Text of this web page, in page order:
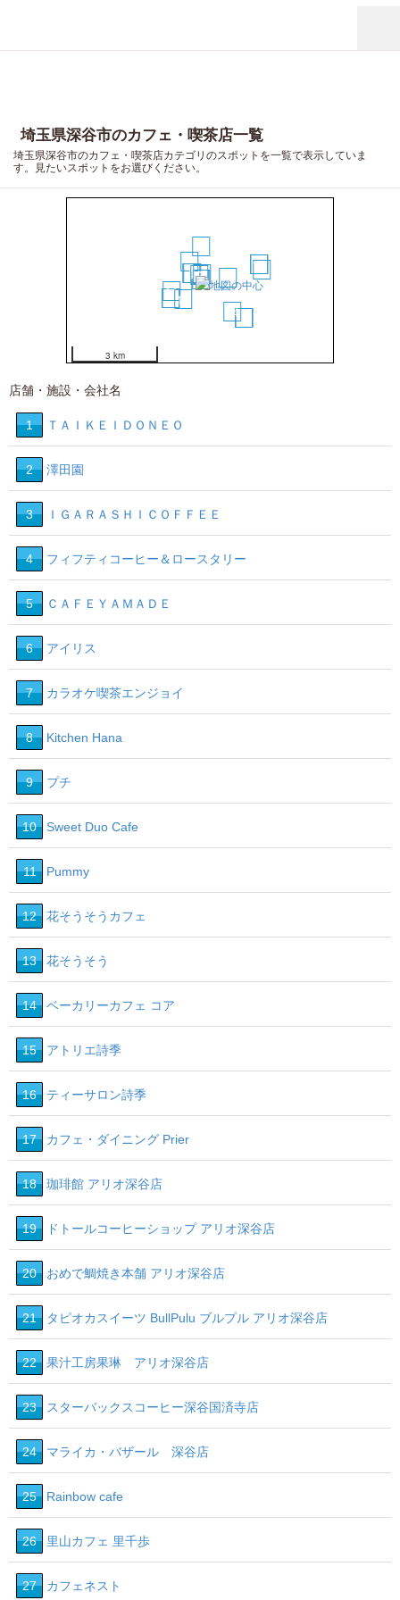
埼玉県深谷市のカフェ・喫茶店一覧
埼玉県深谷市のカフェ・喫茶店カテゴリのスポットを一覧で表示していま
す。見たいスポットをお選びください。
1
2
3
45
6
7
9
10
11
12
13
14
15
16
17
18
19
20
3 km
店舗・施設・会社名
1 ＴＡＩＫＥＩＤＯＮＥＯ
2 澤田園
3 ＩＧＡＲＡＳＨＩＣＯＦＦＥＥ
4 フィフティコーヒー＆ロースタリー
5 ＣＡＦＥＹＡＭＡＤＥ
6 アイリス
7 カラオケ喫茶エンジョイ
8 Kitchen Hana
9 プチ
10 Sweet Duo Cafe
11 Pummy
12 花そうそうカフェ
13 花そうそう
14 ベーカリーカフェ コア
15 アトリエ詩季
16 ティーサロン詩季
17 カフェ・ダイニング Prier
18 珈琲館 アリオ深谷店
19 ドトールコーヒーショップ アリオ深谷店
20 おめで鯛焼き本舗 アリオ深谷店
21 タピオカスイーツ BullPulu ブルプル アリオ深谷店
22 果汁工房果琳 アリオ深谷店
23 スターバックスコーヒー深谷国済寺店
24 マライカ・バザール 深谷店
25 Rainbow cafe
26 里山カフェ 里千歩
27 カフェネスト